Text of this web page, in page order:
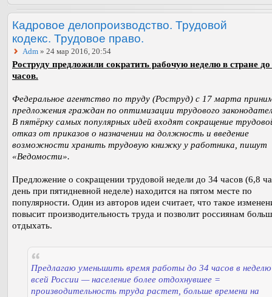
Кадровое делопроизводство. Трудовой
кодекс. Трудовое право.
Adm » 24 мар 2016, 20:54
Роструду предложили сократить рабочую неделю в стране до
часов.
Федеральное агентство по труду (Роструд) с 17 марта
предложения граждан по оптимизации трудового
В пятёрку самых популярных идей входят сокращение
отказ от приказов о назначении на должность и введение
возможности хранить трудовую книжку у работника, пишут
«Ведомости».
Предложение о сокращении трудовой недели до 34 часов (6,8
день при пятидневной неделе) находится на пятом месте по
популярности. Один из авторов идеи считает, что такое
повысит производительность труда и позволит россиянам
отдыхать.
Предлагаю уменьшить время работы до 34 часов в
всей России — население более отдохнувшее =
производительность труда растет, больше времени на